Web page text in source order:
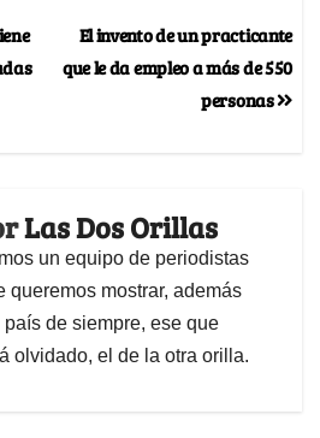
El invento de un practicante
que le da empleo a más de 550
personas
Las Dos Orillas
un equipo de periodistas
queremos mostrar, además
país de siempre, ese que
olvidado, el de la otra orilla.